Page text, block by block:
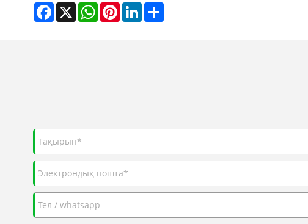
Facebook
X WhatsAppPinterestLinkedInShare